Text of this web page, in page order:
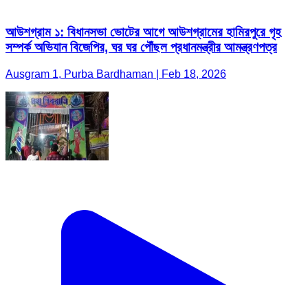
আউশগ্রাম ১: বিধানসভা ভোটের আগে আউশগ্রামের হামিরপুরে গৃহ
সম্পর্ক অভিযান বিজেপির, ঘর ঘর পৌঁছল প্রধানমন্ত্রীর আমন্ত্রণপত্র
Ausgram 1, Purba Bardhaman | Feb 18, 2026